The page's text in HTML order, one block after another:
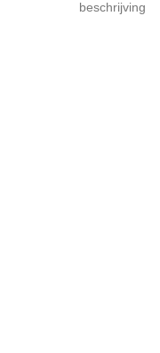
beschrijving